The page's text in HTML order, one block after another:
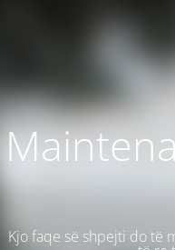
Kjo faqe së shpejti do të